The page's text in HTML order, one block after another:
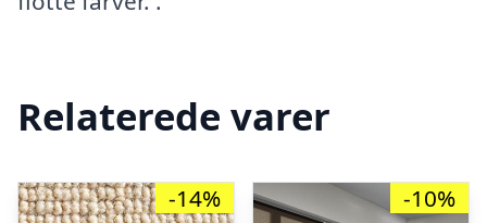
Relaterede varer
-14% -10%